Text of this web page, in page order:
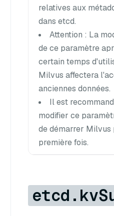
relatives aux
dans etcd.
Attention : La
de ce paramètre
certain temps
Milvus affectera
anciennes données.
Il est
modifier ce
de démarrer Milvus
première fois.